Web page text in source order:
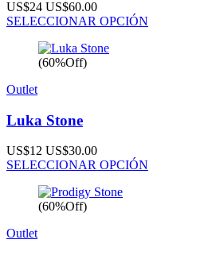
US$24 US$60.00
SELECCIONAR OPCIÓN
(60%Off)
Outlet
Luka Stone
US$12 US$30.00
SELECCIONAR OPCIÓN
(60%Off)
Outlet